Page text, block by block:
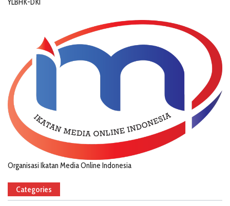
YLBHK-DKI
Organisasi Ikatan Media Online Indonesia
Categories